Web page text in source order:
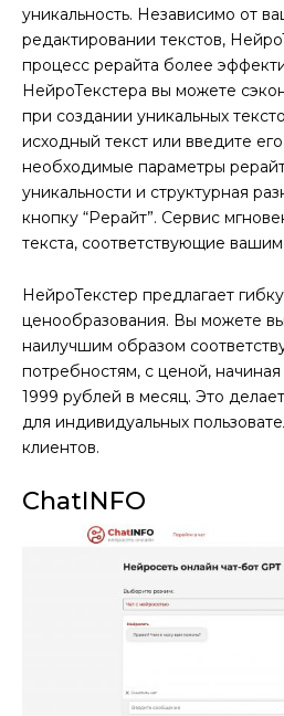
уникальность. Независимо от
редактировании текстов,
процесс рерайта более
НейроТекстера вы можете
при создании уникальных
исходный текст или введите
необходимые параметры
уникальности и структурная
кнопку “Рерайт”. Сервис
текста, соответствующие
НейроТекстер предлагает
ценообразования. Вы можете
наилучшим образом
потребностям, с ценой,
1999 рублей в месяц. Это
для индивидуальных
клиентов.
ChatINFO